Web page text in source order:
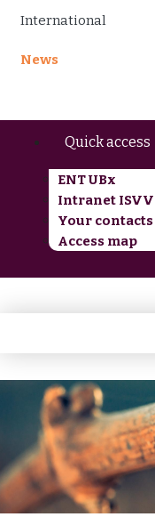
International
News
Quick access
ENT UBx
Intranet ISVV
Your contacts
Access map